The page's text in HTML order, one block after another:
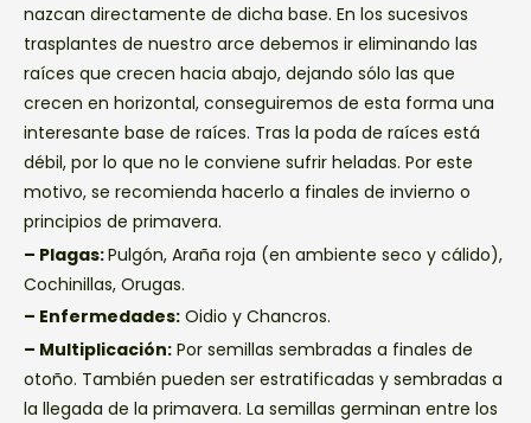
nazcan directamente de dicha base. En los sucesivos
trasplantes de nuestro arce debemos ir eliminando las
raíces que crecen hacia abajo, dejando sólo las que
crecen en horizontal, conseguiremos de esta forma una
interesante base de raíces. Tras la poda de raíces está
débil, por lo que no le conviene sufrir heladas. Por este
motivo, se recomienda hacerlo a finales de invierno o
principios de primavera.
– Plagas:Pulgón, Araña roja (en ambiente seco y cálido),
Cochinillas, Orugas.
– Enfermedades: Oidio y Chancros.
– Multiplicación: Por semillas sembradas a finales de
otoño. También pueden ser estratificadas y sembradas a
la llegada de la primavera. La semillas germinan entre los